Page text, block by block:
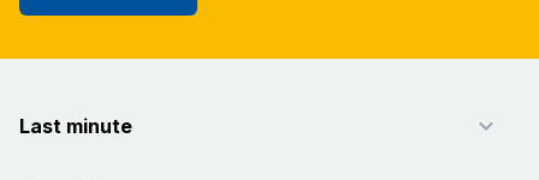
Last minute